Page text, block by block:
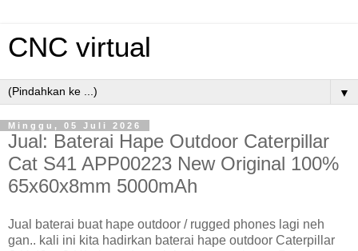
CNC virtual
▼
Minggu, 05 Juli 2026
Jual: Baterai Hape Outdoor Caterpillar
Cat S41 APP00223 New Original 100%
65x60x8mm 5000mAh
Jual baterai buat hape outdoor / rugged phones lagi neh
gan.. kali ini kita hadirkan baterai hape outdoor Caterpillar